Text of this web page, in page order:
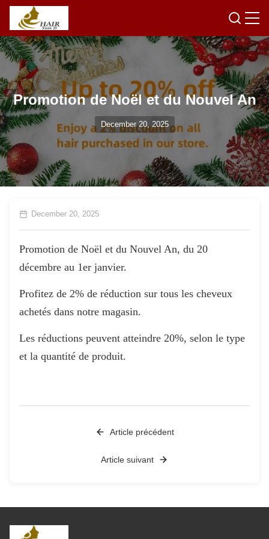
Promotion de Noël et du Nouvel An
December 20, 2025
December 20, 2025
Promotion de Noël et du Nouvel An, du 20
décembre au 1er janvier.
Profitez de 2% de réduction sur tous les cheveux
achetés dans notre magasin.
Les réductions peuvent atteindre 20%, selon le type
et la quantité de produit.
Article précédent
Article suivant